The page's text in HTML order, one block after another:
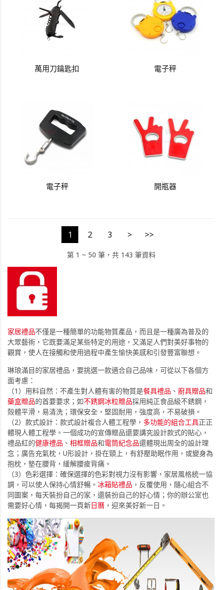
萬用刀鑰匙扣 電子秤
電子秤 開瓶器
1 2 3 > >>
第 1 ~ 50 筆，共 143 筆資料
家居禮品不僅是一種簡單的功能物質產品，而且是一種廣為普及的
大眾藝術，它既要滿足某些特定的用途，又滿足人們對美好事物的
觀賞，使人在接觸和使用過程中產生愉快美感和引發豐富聯想。
琳琅滿目的家居禮品，要挑選一款適合自己品味，可從以下各個方
面考慮：
（1）用料自然：不產生對人體有害的物質是餐具禮品 、 廚具贈品和
藥盒贈品的首要要求；如不銹鋼冰粒贈品採用純正食品級不銹鋼，
殻體平滑，易清洗；環保安全，堅固耐用，強度高，不易破損。
（2）款式設計：款式設計複合人體工程學， 多功能的組合工具正正
體現人體工程學。一個成功的宣傳贈品還要講究設計款式的貼心，
禮品紅的健康禮品 、 相框贈品和電筒紀念品還體現出周全的設計理
念；廣告充氣枕，U形設計，掛在頸上，有舒壓助眠作用，或變身為
抱枕，墊在腰背，緩解腰痠背痛。
（3）色彩選擇：確保選擇的色彩對視力沒有影響，家居風格統一協
調，可以使人保持心情舒暢。 冰箱貼禮品 ，反覆使用，隨心組合不
同圖案，每天裝扮自己的家，還裝扮自己的好心情；你的辦公室也
需要好心情，每揭開一頁新日曆 ，迎來美好新一日。